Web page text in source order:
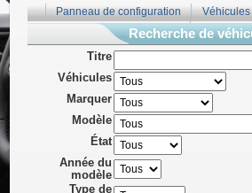
Panneau de configuration
d'occasion
Recherche de
Titre
Véhicules
Marquer
Modèle
État
Année du
modèle
Type de